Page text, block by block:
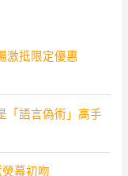
激抵限定優惠
「語言偽術」高手
幕初吻